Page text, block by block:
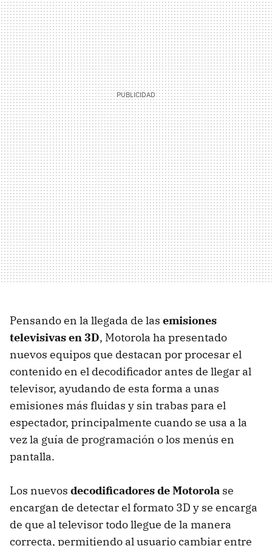
Pensando en la llegada de las emisiones
televisivas en 3D, Motorola ha presentado
nuevos equipos que destacan por procesar el
contenido en el decodificador antes de llegar al
televisor, ayudando de esta forma a unas
emisiones más fluidas y sin trabas para el
espectador, principalmente cuando se usa a la
vez la guía de programación o los menús en
pantalla.
Los nuevos decodificadores de Motorola se
encargan de detectar el formato 3D y se encarga
de que al televisor todo llegue de la manera
correcta, permitiendo al usuario cambiar entre